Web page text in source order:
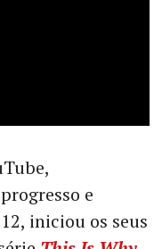
e
iniciou os seus